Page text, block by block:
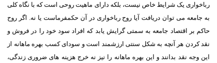
رباخواری یک شرایط خاص نیست، بلکه دارای ماهیت روحی است که با نگاه کلی
به جامعه می توان دریافت آیا روح رباخواری در آن حکمفرماست یا نه. اگر روح
حاکم بر اقتصاد جامعه به سمتی گرایش یابد که افراد سود خود را در فروش و
نقد کردن هر آنچه به شکل سنتی ارزشمند است و سودای کسب بهره ماهانه از
این وجه نقد بدانند و این بهره ماهانه را نیز نه خرج هزینه های ضروری زندگی،